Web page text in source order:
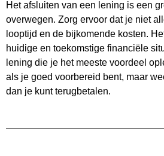
Het afsluiten van een lening is een
overwegen. Zorg ervoor dat je niet
looptijd en de bijkomende kosten.
huidige en toekomstige financiële
lening die je het meeste voordeel
als je goed voorbereid bent, maar
dan je kunt terugbetalen.